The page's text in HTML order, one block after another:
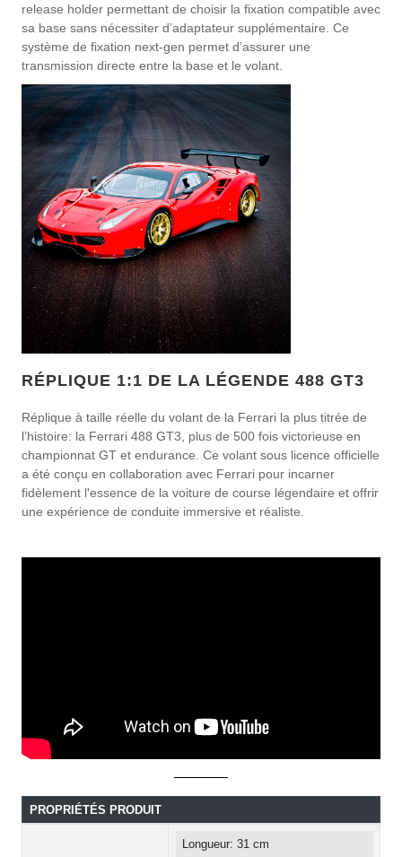
release holder permettant de choisir la fixation compatible avec
sa base sans nécessiter d’adaptateur supplémentaire. Ce
système de fixation next-gen permet d’assurer une
transmission directe entre la base et le volant.
RÉPLIQUE 1:1 DE LA LÉGENDE 488 GT3
Réplique à taille réelle du volant de la Ferrari la plus titrée de
l’histoire: la Ferrari 488 GT3, plus de 500 fois victorieuse en
championnat GT et endurance. Ce volant sous licence officielle
a été conçu en collaboration avec Ferrari pour incarner
fidèlement l'essence de la voiture de course légendaire et offrir
une expérience de conduite immersive et réaliste.
PROPRIÉTÉS PRODUIT
Longueur: 31 cm